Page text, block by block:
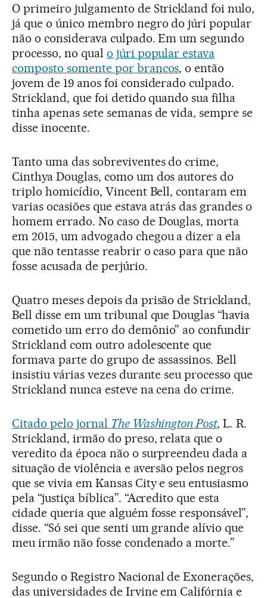
O primeiro julgamento de Strickland foi nulo,
já que o único membro negro do júri popular
não o considerava culpado. Em um segundo
processo, no qual o júri popular estava
composto somente por brancos, o então
jovem de 19 anos foi considerado culpado.
Strickland, que foi detido quando sua filha
tinha apenas sete semanas de vida, sempre se
disse inocente.
Tanto uma das sobreviventes do crime,
Cinthya Douglas, como um dos autores do
triplo homicídio, Vincent Bell, contaram em
varias ocasiões que estava atrás das grandes o
homem errado. No caso de Douglas, morta
em 2015, um advogado chegou a dizer a ela
que não tentasse reabrir o caso para que não
fosse acusada de perjúrio.
Quatro meses depois da prisão de Strickland,
Bell disse em um tribunal que Douglas “havia
cometido um erro do demônio” ao confundir
Strickland com outro adolescente que
formava parte do grupo de assassinos. Bell
insistiu várias vezes durante seu processo que
Strickland nunca esteve na cena do crime.
Citado pelo jornal The Washington Post, L. R.
Strickland, irmão do preso, relata que o
veredito da época não o surpreendeu dada a
situação de violência e aversão pelos negros
que se vivia em Kansas City e seu entusiasmo
pela “justiça bíblica”. “Acredito que esta
cidade queria que alguém fosse responsável”,
disse. “Só sei que senti um grande alívio que
meu irmão não fosse condenado a morte.”
Segundo o Registro Nacional de Exonerações,
das universidades de Irvine em Califórnia e